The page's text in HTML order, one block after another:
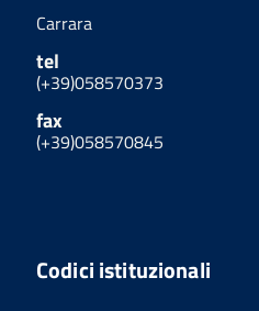
Carrara
tel
(+39)058570373
fax
(+39)058570845
Codici istituzionali